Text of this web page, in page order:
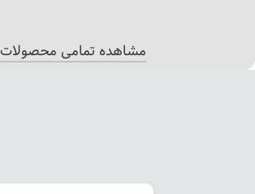
مشاهده تمامی محصولات